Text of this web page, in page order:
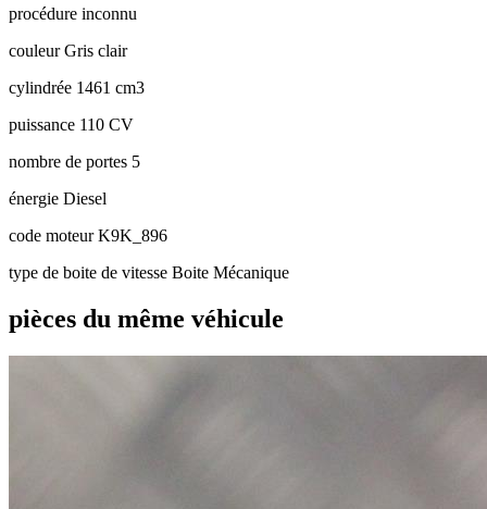
procédure inconnu
couleurGris clair
cylindrée 1461 cm3
puissance 110 CV
nombre de portes 5
énergie Diesel
code moteurK9K_896
type de boite de vitesse Boite Mécanique
pièces du même véhicule